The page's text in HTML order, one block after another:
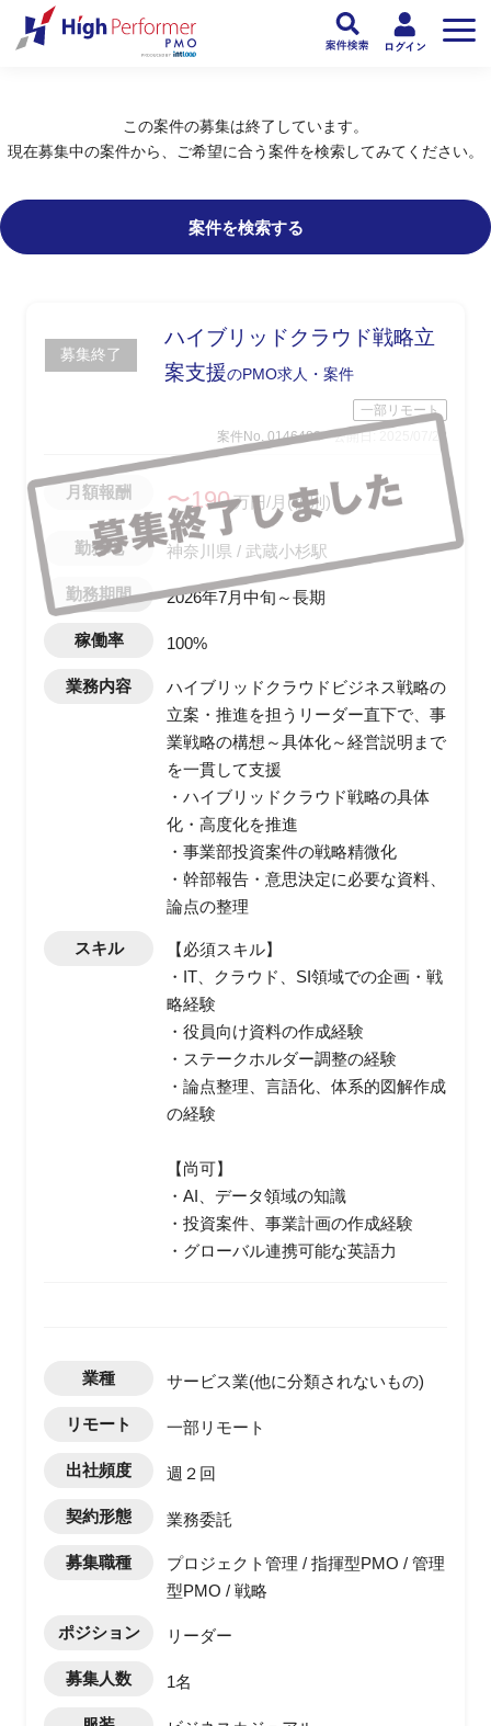
この案件の募集は終了しています。
現在募集中の案件から、ご希望に合う案件を検索してみてください。
案件を検索する
募集終了
ハイブリッドクラウド戦略立
案支援のPMO求人・案件
一部リモート
案件No. 0146482 公開日: 2025/07/28
月額報酬 〜190万円/月(税別)
勤務地 神奈川県 / 武蔵小杉駅
勤務期間 2026年7月中旬～長期
稼働率 100%
業務内容
ハイブリッドクラウドビジネス戦略の
立案・推進を担うリーダー直下で、事
業戦略の構想～具体化～経営説明まで
を一貫して支援
・ハイブリッドクラウド戦略の具体
化・高度化を推進
・事業部投資案件の戦略精微化
・幹部報告・意思決定に必要な資料、
論点の整理
スキル
【必須スキル】
・IT、クラウド、SI領域での企画・戦
略経験
・役員向け資料の作成経験
・ステークホルダー調整の経験
・論点整理、言語化、体系的図解作成
の経験
【尚可】
・AI、データ領域の知識
・投資案件、事業計画の作成経験
・グローバル連携可能な英語力
業種 サービス業(他に分類されないもの)
リモート 一部リモート
出社頻度 週２回
契約形態 業務委託
募集職種
プロジェクト管理 / 指揮型PMO / 管理
型PMO / 戦略
ポジション リーダー
募集人数 1名